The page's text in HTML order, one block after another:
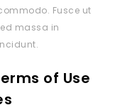
Fusce ut
massa in
of Use